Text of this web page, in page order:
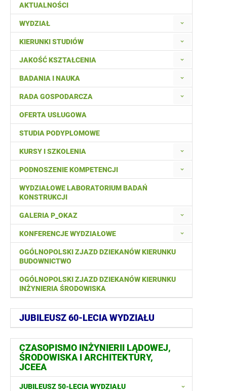
AKTUALNOŚCI
WYDZIAŁ
KIERUNKI STUDIÓW
JAKOŚĆ KSZTAŁCENIA
BADANIA I NAUKA
RADA GOSPODARCZA
OFERTA USŁUGOWA
STUDIA PODYPLOMOWE
KURSY I SZKOLENIA
PODNOSZENIE KOMPETENCJI
WYDZIAŁOWE LABORATORIUM BADAŃ
KONSTRUKCJI
GALERIA P_OKAZ
KONFERENCJE WYDZIAŁOWE
OGÓLNOPOLSKI ZJAZD DZIEKANÓW KIERUNKU
BUDOWNICTWO
OGÓLNOPOLSKI ZJAZD DZIEKANÓW KIERUNKU
INŻYNIERIA ŚRODOWISKA
JUBILEUSZ 60-LECIA WYDZIAŁU
CZASOPISMO INŻYNIERII LĄDOWEJ,
ŚRODOWISKA I ARCHITEKTURY,
JCEEA
JUBILEUSZ 50-LECIA WYDZIAŁU